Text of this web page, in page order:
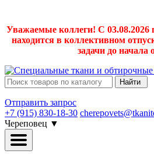
Уважаемые коллеги! С 03.08.2026
находится в коллективном
задачи до начала
Найти
Отправить запрос
+7 (915) 830-18-30
Череповец ▼